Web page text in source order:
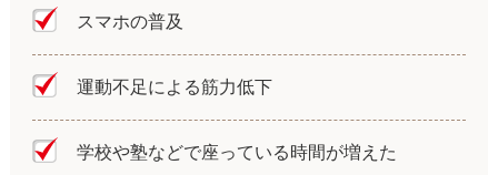
スマホの普及
運動不足による筋力低下
学校や塾などで座っている時間が増えた